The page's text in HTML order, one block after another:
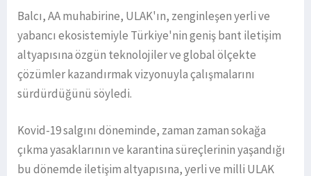
Balcı, AA muhabirine, ULAK'ın, zenginleşen yerli ve
yabancı ekosistemiyle Türkiye'nin geniş bant iletişim
altyapısına özgün teknolojiler ve global ölçekte
çözümler kazandırmak vizyonuyla çalışmalarını
sürdürdüğünü söyledi.
Kovid-19 salgını döneminde, zaman zaman sokağa
çıkma yasaklarının ve karantina süreçlerinin yaşandığı
bu dönemde iletişim altyapısına, yerli ve milli ULAK